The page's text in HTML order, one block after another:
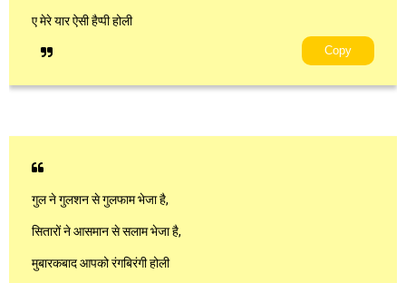
ए मेरे यार ऐसी हैप्पी होली
Copy
गुल ने गुलशन से गुलफाम भेजा है,
सितारों ने आसमान से सलाम भेजा है,
मुबारकबाद आपको रंगबिरंगी होली